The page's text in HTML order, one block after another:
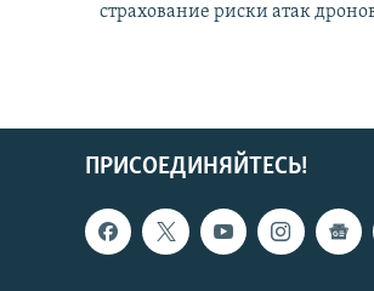
страхование риски атак
ПРИСОЕДИНЯЙТЕСЬ!